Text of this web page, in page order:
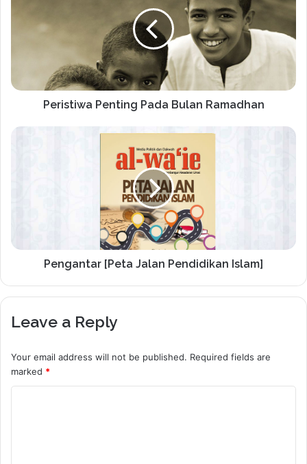
Peristiwa Penting Pada Bulan Ramadhan
Pengantar [Peta Jalan Pendidikan Islam]
Leave a Reply
Your email address will not be published. Required fields are
marked *